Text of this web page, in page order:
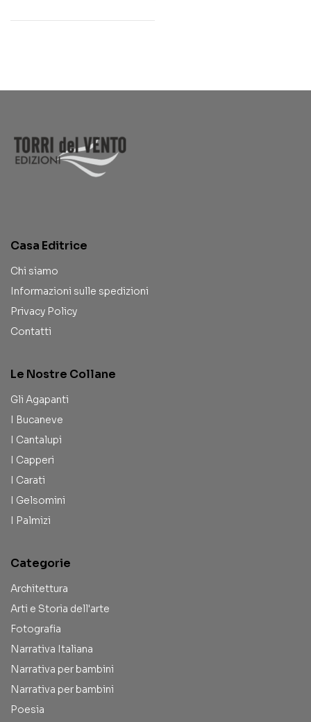
Casa Editrice
Chi siamo
Informazioni sulle spedizioni
Privacy Policy
Contatti
Le Nostre Collane
Gli Agapanti
I Bucaneve
I Cantalupi
I Capperi
I Carati
I Gelsomini
I Palmizi
Categorie
Architettura
Arti e Storia dell'arte
Fotografia
Narrativa Italiana
Narrativa per bambini
Narrativa per bambini
Poesia